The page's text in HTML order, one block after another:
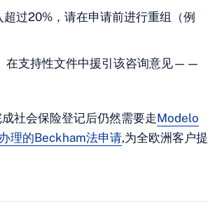
过20%，请在申请前进行重组（例
在支持性文件中援引该咨询意见——
社会保险登记后仍然需要走Modelo
理的Beckham法申请,为全欧洲客户提